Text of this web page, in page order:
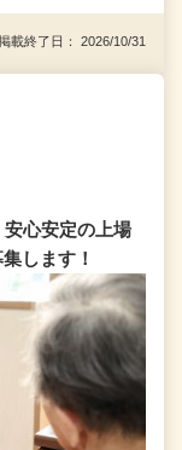
終了日： 2026/10/31
心安定の上場
します！